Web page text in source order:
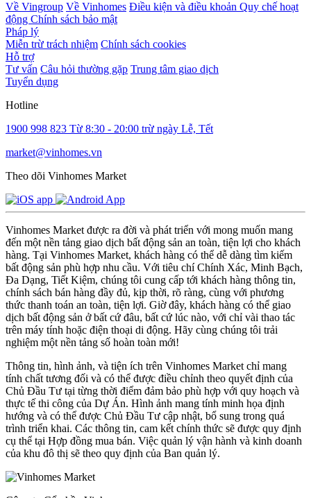
Về Vingroup Về Vinhomes Điều kiện và điều khoản Quy chế hoạt
động Chính sách bảo mật
Pháp lý
Miễn trừ trách nhiệm Chính sách cookies
Hỗ trợ
Tư vấn Câu hỏi thường gặp Trung tâm giao dịch
Tuyển dụng
Hotline
1900 998 823 Từ 8:30 - 20:00 trừ ngày Lễ, Tết
market@vinhomes.vn
Theo dõi Vinhomes Market
Vinhomes Market được ra đời và phát triển với mong muốn mang
đến một nền tảng giao dịch bất động sản an toàn, tiện lợi cho khách
hàng. Tại Vinhomes Market, khách hàng có thể dễ dàng tìm kiếm
bất động sản phù hợp nhu cầu. Với tiêu chí Chính Xác, Minh Bạch,
Đa Dạng, Tiết Kiệm, chúng tôi cung cấp tới khách hàng thông tin,
chính sách bán hàng đầy đủ, kịp thời, rõ ràng, cùng với phương
thức thanh toán an toàn, tiện lợi. Giờ đây, khách hàng có thể giao
dịch bất động sản ở bất cứ đâu, bất cứ lúc nào, với chỉ vài thao tác
trên máy tính hoặc điện thoại di động. Hãy cùng chúng tôi trải
nghiệm một nền tảng số hoàn toàn mới!
Thông tin, hình ảnh, và tiện ích trên Vinhomes Market chỉ mang
tính chất tương đối và có thể được điều chỉnh theo quyết định của
Chủ Đầu Tư tại từng thời điểm đảm bảo phù hợp với quy hoạch và
thực tế thi công của Dự Án. Hình ảnh mang tính minh họa định
hướng và có thể được Chủ Đầu Tư cập nhật, bổ sung trong quá
trình triển khai. Các thông tin, cam kết chính thức sẽ được quy định
cụ thể tại Hợp đồng mua bán. Việc quản lý vận hành và kinh doanh
của khu đô thị sẽ theo quy định của Ban quản lý.